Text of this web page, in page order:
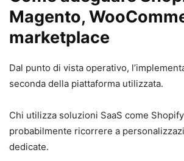
Magento,
marketplace
Dal punto di vista operativo,
seconda della piattaforma utilizzata.
Chi utilizza soluzioni SaaS come
probabilmente ricorrere a
dedicate.